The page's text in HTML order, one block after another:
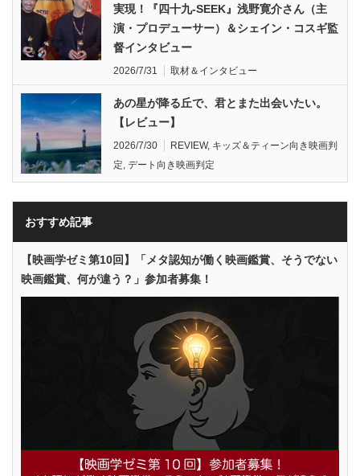
実現！『四十九-SEEK』浅野寛介さん（主
演・プロデューサー）＆シェイン・コスギ監
督インタビュー
2026/7/31 取材＆インタビュー
あの星が降る丘で、君とまた出会いたい。
【レビュー】
2026/7/30 REVIEW, キッズ＆ティーン向き映画判
定, デート向き映画判定
おすすめ記事
【映画学ゼミ第10回】「メタ認知が働く映画鑑賞、そうでない
映画鑑賞、何が違う？」参加者募集！